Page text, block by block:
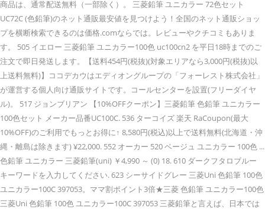
商品は、通常配送無料（一部除く）。 三菱鉛筆 ユニカラー 72色セット
UC72C (色鉛筆)のネット通販最安値を見つけよう！全国のネット通販ショッ
プを横断検索できるのは価格.comならでは。レビューやクチコミもありま
す。 505 イエロー 三菱鉛筆 ユニカラー100色 uc100cn2 を平日18時までのご
注文で即日発送します。【送料454円(税抜)(対象エリアなら3,000円(税抜)以
上送料無料)】ココデカウはエディオングループの「フォーレスト株式会社」
が運営する個人向け通販サイトです。コールセンターを設置(フリーダイヤ
ル)。 517 ジョンブリアン 【10%OFFクーポン】三菱鉛筆 色鉛筆 ユニカラー
100色セット メーカー品番UC100C. 536 ターコイズ 楽天 RaCoupon(最大
10%OFF)のご利用でもっとお得に↑ 8,580円(税込)以上で送料無料(北海道・沖
縄・離島は除きます) ¥22,000. 552 オーカー 520 ベージュ ユニカラー 100色 ...
色鉛筆 ユニカラー 三菱鉛筆(uni) ￥4,990 ～ (0) 18. 610 ダークフタロブルー
キーワードを入力してください. 623 シーサイドグレー 三菱Uni 色鉛筆 100色
ユニカラー100C 397053。ママ割ポイント3倍★三菱 色鉛筆 ユニカラー100色
三菱Uni 色鉛筆 100色 ユニカラー100C 397053 三菱鉛筆と言えば、日本では